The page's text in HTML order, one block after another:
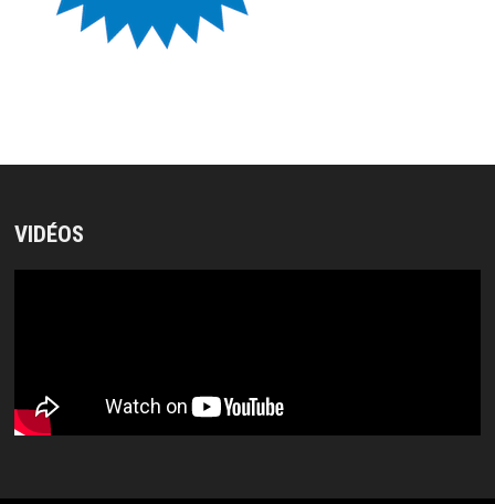
VIDÉOS